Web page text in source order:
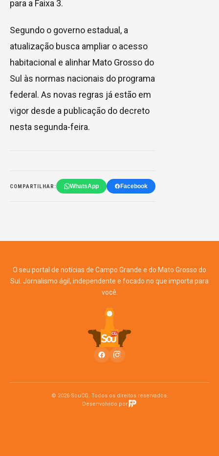
para a Faixa 3.
Segundo o governo estadual, a
atualização busca ampliar o acesso
habitacional e alinhar Mato Grosso do
Sul às normas nacionais do programa
federal. As novas regras já estão em
vigor desde a publicação do decreto
nesta segunda-feira.
COMPARTILHAR: WhatsApp Facebook
O seu portal de notícias de Campo Grande e do Mato Grosso do
Sul. Jornalismo ágil, independente e focado no que importa para
você.
© 2026 SouCG. Todos os direitos reservados.
Desenvolvido por